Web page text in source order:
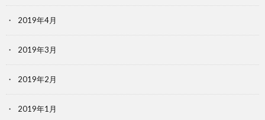
2019年4月
2019年3月
2019年2月
2019年1月